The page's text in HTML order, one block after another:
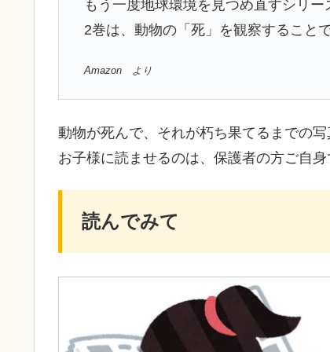
もう一度地球環境を見つめ直すシリー
2巻は、動物の「死」を観察すること
Amazon より
動物が死んで、それが朽ち果てるまでの写
お子様に読ませるのは、保護者の方ご自
読んでみて